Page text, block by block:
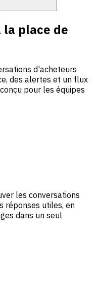
la place de
d'acheteurs
des alertes et un flux
pour les équipes
les conversations
réponses utiles, en
dans un seul